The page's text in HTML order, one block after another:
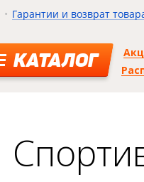
Гарантии и возврат
КАТАЛОГ